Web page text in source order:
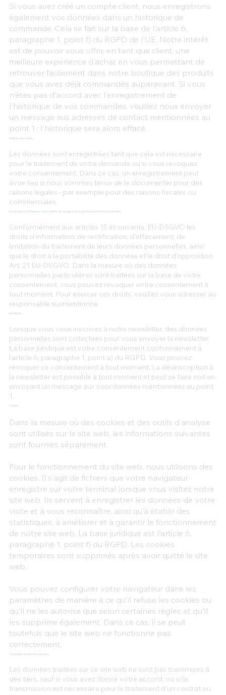
Si vous avez créé un compte client, nous enregistrons
également vos données dans un historique de
commande. Cela se fait sur la base de l'article 6,
paragraphe 1, point f) du RGPD de l'UE. Notre intérêt
est de pouvoir vous offrir, en tant que client, une
meilleure expérience d'achat en vous permettant de
retrouver facilement dans notre boutique des produits
que vous avez déjà commandés auparavant. Si vous
n'êtes pas d'accord avec l'enregistrement de
l'historique de vos commandes, veuillez nous envoyer
un message aux adresses de contact mentionnées au
point 1 ; l'historique sera alors effacé.
Délais de suppression
Les données sont enregistrées tant que cela est nécessaire
pour le traitement de votre demande ou si vous révoquez
votre consentement. Dans ce cas, un enregistrement peut
avoir lieu si nous sommes tenus de le documenter pour des
raisons légales - par exemple pour des raisons fiscales ou
commerciales.
Droits d'accès, d'effacement, d'autorisation, de blocage et autres droits des personnes concernées
Conformément aux articles 15 et suivants. EU-DSGVO les
droits d'information, de rectification, d'effacement, de
limitation du traitement de leurs données personnelles, ainsi
que le droit à la portabilité des données et le droit d'opposition
Art. 21 EU-DSGVO. Dans la mesure où des données
personnelles particulières sont traitées sur la base de votre
consentement, vous pouvez révoquer votre consentement à
tout moment. Pour exercer ces droits, veuillez vous adresser au
responsable susmentionné.
Newsletter
Lorsque vous vous inscrivez à notre newsletter, des données
personnelles sont collectées pour vous envoyer la newsletter.
La base juridique est votre consentement conformément à
l'article 6, paragraphe 1, point a) du RGPD. Vous pouvez
révoquer ce consentement à tout moment. La désinscription à
la newsletter est possible à tout moment et peut se faire soit en
envoyant un message aux coordonnées mentionnées au point
1.
Cookies
Dans la mesure où des cookies et des outils d'analyse
sont utilisés sur le site web, les informations suivantes
sont fournies séparément.
Pour le fonctionnement du site web, nous utilisons des
cookies. Il s'agit de fichiers que votre navigateur
enregistre sur votre terminal lorsque vous visitez notre
site web. Ils servent à enregistrer les données de votre
visite et à vous reconnaître, ainsi qu'à établir des
statistiques, à améliorer et à garantir le fonctionnement
de notre site web. La base juridique est l'article 6,
paragraphe 1, point f) du RGPD. Les cookies
temporaires sont supprimés après avoir quitté le site
web.
Vous pouvez configurer votre navigateur dans les
paramètres de manière à ce qu'il refuse les cookies ou
qu'il ne les autorise que selon certaines règles et qu'il
les supprime également. Dans ce cas, il se peut
toutefois que le site web ne fonctionne pas
correctement.
Transmission de données à des tiers
Les données traitées sur ce site web ne sont pas transmises à
des tiers, sauf si vous avez donné votre accord, ou si la
transmission est nécessaire pour le traitement d'un contrat ou